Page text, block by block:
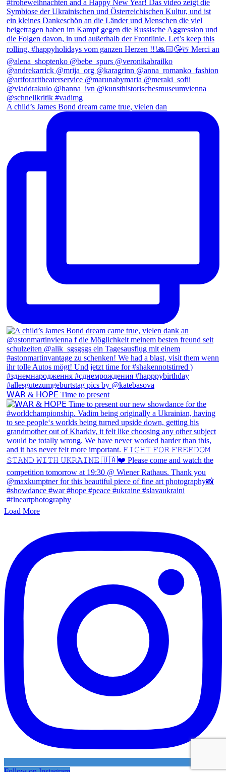
A child’s James Bond dream came true, vielen dan
𝖶𝖠𝖱 & 𝖧𝖮𝖯𝖤 Time to present
Load More